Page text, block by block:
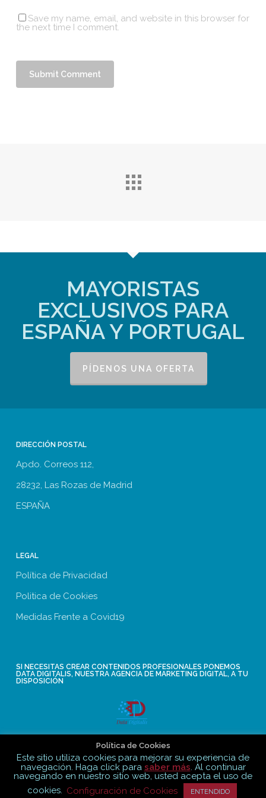
Save my name, email, and website in this browser for
the next time I comment.
MAYORISTAS
EXCLUSIVOS PARA
ESPAÑA Y PORTUGAL
PÍDENOS UNA OFERTA
DIRECCIÓN POSTAL
Apdo. Correos 112,
28232, Las Rozas de Madrid
ESPAÑA
LEGAL
Política de Privacidad
Politica de Cookies
Medidas Frente a Covid19
SI NECESITAS CREAR CONTENIDOS PROFESIONALES PONEMOS
DATA DIGITALIS, NUESTRA AGENCIA DE MARKETING DIGITAL, A TU
DISPOSICIÓN
Contacta con datadigitalis.net
Política de Cookies
Este sitio utiliza cookies para mejorar su experiencia de
navegación. Haga click para saber más. Al continuar
navegando en nuestro sitio web, usted acepta el uso de
cookies. Configuración de Cookies ENTENDIDO